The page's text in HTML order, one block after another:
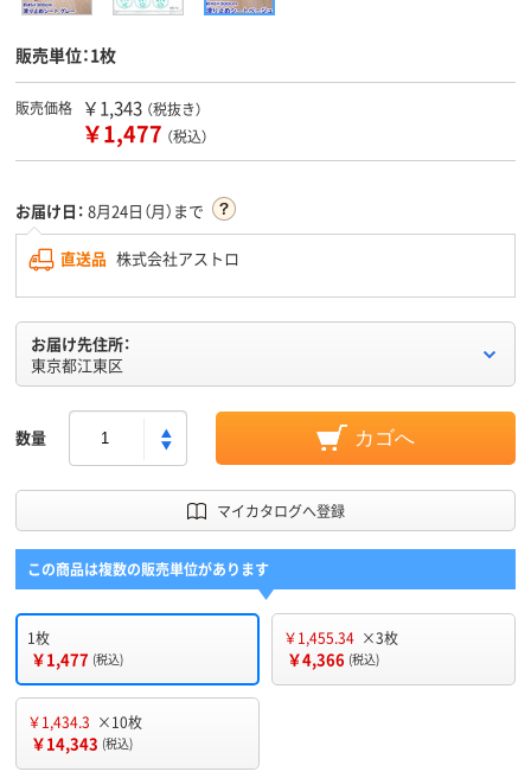
販売単位：1枚
販売価格 ￥1,343 （税抜き）
￥1,477 （税込）
お届け日： 8月24日（月）まで
直送品 株式会社アストロ
お届け先住所：
東京都江東区
数量 カゴへ
マイカタログへ登録
この商品は複数の販売単位があります
1枚
￥1,477 (税込)
￥1,455.34 ×3枚
￥4,366 (税込)
￥1,434.3 ×10枚
￥14,343 (税込)